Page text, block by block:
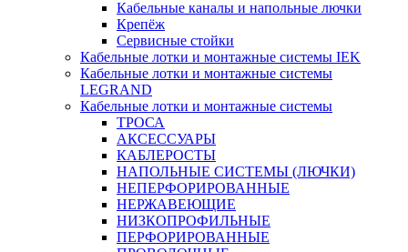
Кабельные каналы и напольные лючки
Крепёж
Сервисные стойки
Кабельные лотки и монтажные системы IEK
Кабельные лотки и монтажные системы
LEGRAND
Кабельные лотки и монтажные системы
ТРОСА
АКСЕССУАРЫ
КАБЛЕРОСТЫ
НАПОЛЬНЫЕ СИСТЕМЫ (ЛЮЧКИ)
НЕПЕРФОРИРОВАННЫЕ
НЕРЖАВЕЮЩИЕ
НИЗКОПРОФИЛЬНЫЕ
ПЕРФОРИРОВАННЫЕ